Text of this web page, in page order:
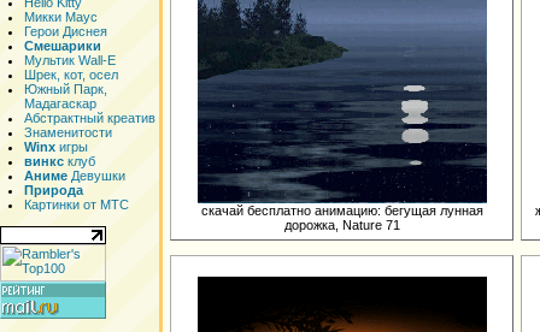
Микки Маус
Герои Диснея
Смешарики
Мультик Wall-E
Шрек, кот, осел
Южный Парк,
Мадагаскар
Абстрактный креатив
Знаменитости
Winx игры
винкс клуб
Аниме Девушки
Природа
Картинки от МТС
скачай бесплатно анимацию: бегущая лунная
дорожка, Nature 71